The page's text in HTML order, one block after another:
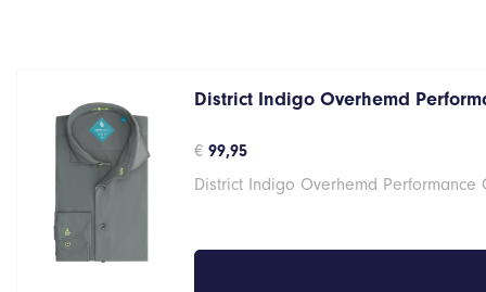
District Indigo Overhemd
€ 99,95
District Indigo Overhemd Performance